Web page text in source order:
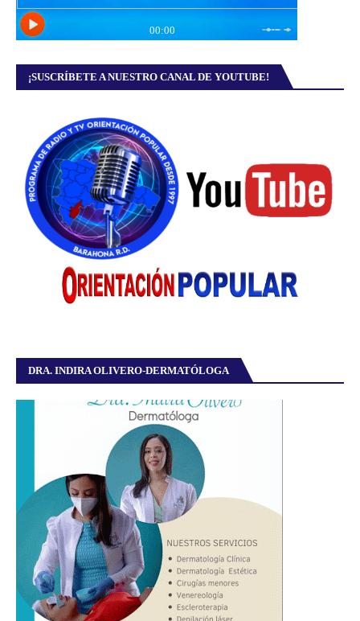
¡SUSCRÍBETE A NUESTRO CANAL DE YOUTUBE!
DRA. INDIRA OLIVERO-DERMATÓLOGA